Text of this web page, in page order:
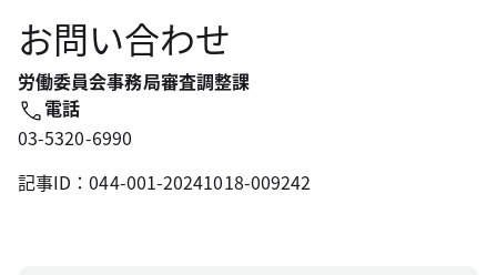
お問い合わせ
労働委員会事務局審査調整課
電話
03-5320-6990
記事ID：044-001-20241018-009242